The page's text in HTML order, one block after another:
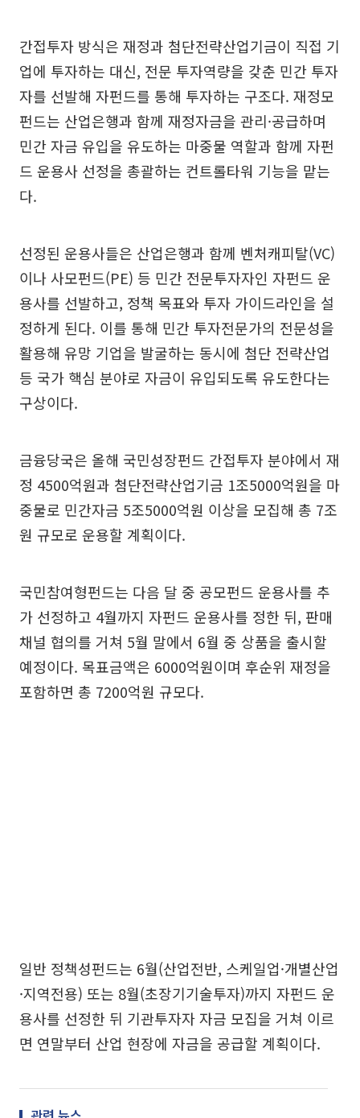
간접투자 방식은 재정과 첨단전략산업기금이 직접 기
업에 투자하는 대신, 전문 투자역량을 갖춘 민간 투자
자를 선발해 자펀드를 통해 투자하는 구조다. 재정모
펀드는 산업은행과 함께 재정자금을 관리·공급하며
민간 자금 유입을 유도하는 마중물 역할과 함께 자펀
드 운용사 선정을 총괄하는 컨트롤타워 기능을 맡는
다.
선정된 운용사들은 산업은행과 함께 벤처캐피탈(VC)
이나 사모펀드(PE) 등 민간 전문투자자인 자펀드 운
용사를 선발하고, 정책 목표와 투자 가이드라인을 설
정하게 된다. 이를 통해 민간 투자전문가의 전문성을
활용해 유망 기업을 발굴하는 동시에 첨단 전략산업
등 국가 핵심 분야로 자금이 유입되도록 유도한다는
구상이다.
금융당국은 올해 국민성장펀드 간접투자 분야에서 재
정 4500억원과 첨단전략산업기금 1조5000억원을 마
중물로 민간자금 5조5000억원 이상을 모집해 총 7조
원 규모로 운용할 계획이다.
국민참여형펀드는 다음 달 중 공모펀드 운용사를 추
가 선정하고 4월까지 자펀드 운용사를 정한 뒤, 판매
채널 협의를 거쳐 5월 말에서 6월 중 상품을 출시할
예정이다. 목표금액은 6000억원이며 후순위 재정을
포함하면 총 7200억원 규모다.
일반 정책성펀드는 6월(산업전반, 스케일업·개별산업
·지역전용) 또는 8월(초장기기술투자)까지 자펀드 운
용사를 선정한 뒤 기관투자자 자금 모집을 거쳐 이르
면 연말부터 산업 현장에 자금을 공급할 계획이다.